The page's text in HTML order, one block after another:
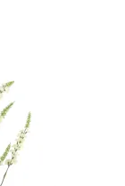
TOEVOEGEN
AAN JOUW
FAVORIETEN